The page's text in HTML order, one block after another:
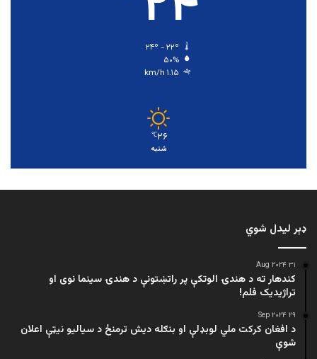
۵۰%
۱.۱۵ km/h
۲۶℃
شنبه
ډېر لیدل شوي
۳۱ Aug ۲۰۲۴
کندهار ته د هندۍ الوتکې پر راتښتونې د هندۍ سینما نوی او
تراژيديک فلم!
۲۹ Sep ۲۰۲۴
د افغان کرکت ملي لوبډلې او بنګله دیش ترمنځ د سیالیو نیټې اعلان
شوې